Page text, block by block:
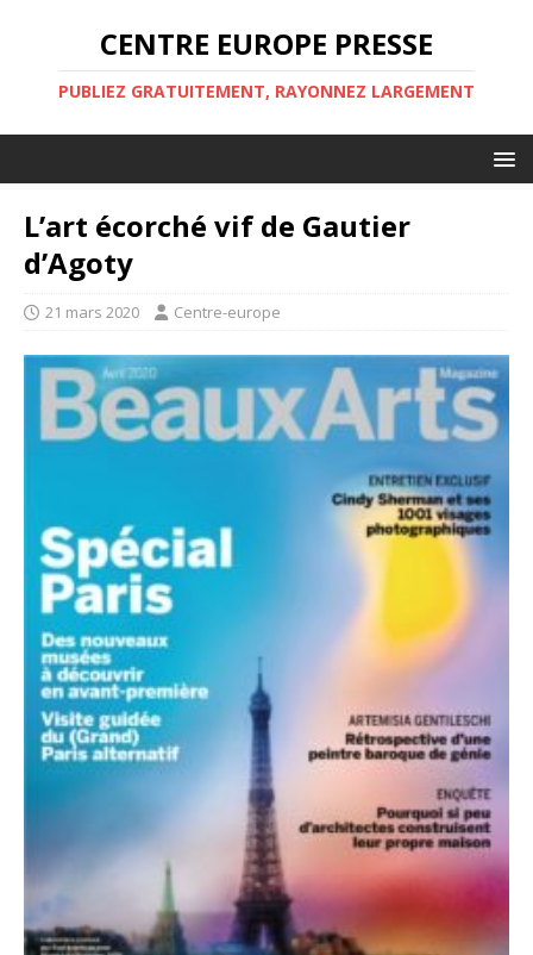
CENTRE EUROPE PRESSE
PUBLIEZ GRATUITEMENT, RAYONNEZ LARGEMENT
L’art écorché vif de Gautier
d’Agoty
21 mars 2020 Centre-europe